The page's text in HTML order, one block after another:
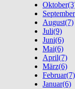
Oktober
September
August(7)
Juli(9)
Juni(6)
Mai(6)
April(7)
März(6)
Februar(7)
Januar(6)